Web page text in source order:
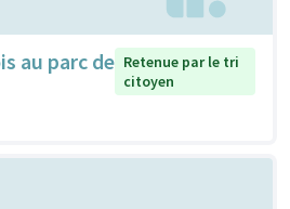
au parc de Retenue par le tri
citoyen